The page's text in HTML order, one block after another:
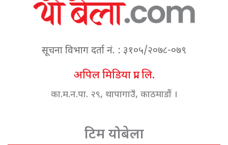
सूचना विभाग दर्ता नं. : ३१०५/२०७८-०७९
अपिल मिडिया प्रा. लि.
का.म.न.पा. २९, थापागाउँ, काठमाडौं ।
टिम योबेला